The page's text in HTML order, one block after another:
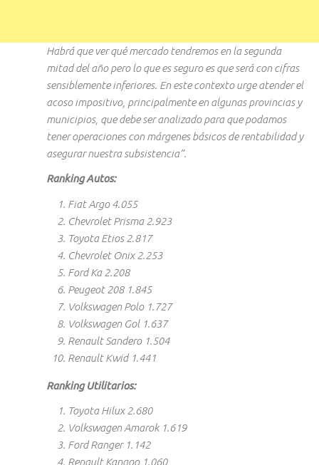
Habrá que ver qué mercado tendremos en la segunda
mitad del año pero lo que es seguro es que será con cifras
sensiblemente inferiores. En este contexto urge atender el
acoso impositivo, principalmente en algunas provincias y
municipios, que debe ser analizado para que podamos
tener operaciones con márgenes básicos de rentabilidad y
asegurar nuestra subsistencia”.
Ranking Autos:
Fiat Argo 4.055
Chevrolet Prisma 2.923
Toyota Etios 2.817
Chevrolet Onix 2.253
Ford Ka 2.208
Peugeot 208 1.845
Volkswagen Polo 1.727
Volkswagen Gol 1.637
Renault Sandero 1.504
Renault Kwid 1.441
Ranking Utilitarios:
Toyota Hilux 2.680
Volkswagen Amarok 1.619
Ford Ranger 1.142
Renault Kangoo 1.060